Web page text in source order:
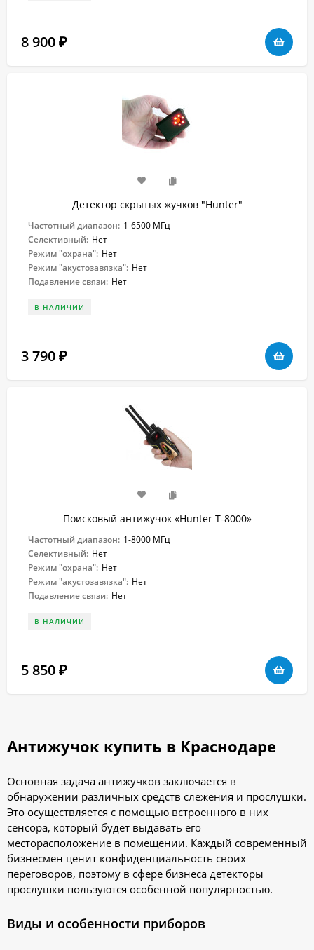
8 900 ₽
Детектор скрытых жучков "Hunter"
Частотный диапазон: 1-6500 МГц
Селективный: Нет
Режим "охрана": Нет
Режим "акустозавязка": Нет
Подавление связи: Нет
В НАЛИЧИИ
3 790 ₽
Поисковый антижучок «Hunter T-8000»
Частотный диапазон: 1-8000 МГц
Селективный: Нет
Режим "охрана": Нет
Режим "акустозавязка": Нет
Подавление связи: Нет
В НАЛИЧИИ
5 850 ₽
Антижучок купить в Краснодаре
Основная задача антижучков заключается в
обнаружении различных средств слежения и прослушки.
Это осуществляется с помощью встроенного в них
сенсора, который будет выдавать его
месторасположение в помещении. Каждый современный
бизнесмен ценит конфиденциальность своих
переговоров, поэтому в сфере бизнеса детекторы
прослушки пользуются особенной популярностью.
Виды и особенности приборов